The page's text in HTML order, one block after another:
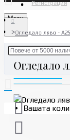
Регистрация
Menu
Вашата
Огледало ляво -
Огледало